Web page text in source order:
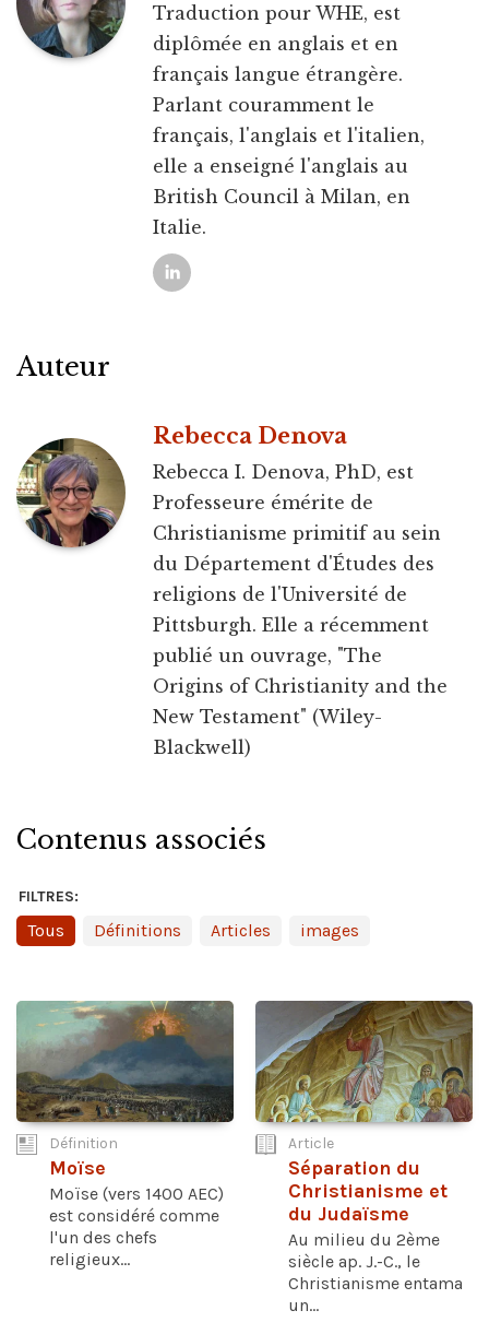
Traduction pour WHE, est
diplômée en anglais et en
français langue étrangère.
Parlant couramment le
français, l'anglais et l'italien,
elle a enseigné l'anglais au
British Council à Milan, en
Italie.
Auteur
Rebecca Denova
Rebecca I. Denova, PhD, est
Professeure émérite de
Christianisme primitif au sein
du Département d'Études des
religions de l'Université de
Pittsburgh. Elle a récemment
publié un ouvrage, "The
Origins of Christianity and the
New Testament" (Wiley-
Blackwell)
Contenus associés
FILTRES:
Tous Définitions Articles images
Définition
Moïse
Moïse (vers 1400 AEC)
est considéré comme
l'un des chefs
religieux...
Article
Séparation du
Christianisme et
du Judaïsme
Au milieu du 2ème
siècle ap. J.-C., le
Christianisme entama
un...